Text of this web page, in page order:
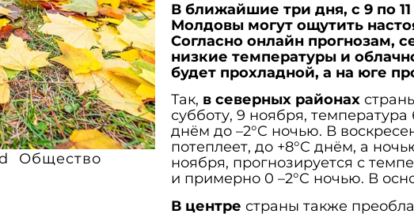
Общество
В ближайшие три дня, с 9 по
Молдовы могут ощутить
Согласно онлайн прогнозам,
низкие температуры и
будет прохладной, а на юге
Так, в северных районах
субботу, 9 ноября, температура
днём до –2°C ночью. В
потеплеет, до +8°C днём, а
ноября, прогнозируется с
и примерно 0 –2°C ночью. В
В центре страны также